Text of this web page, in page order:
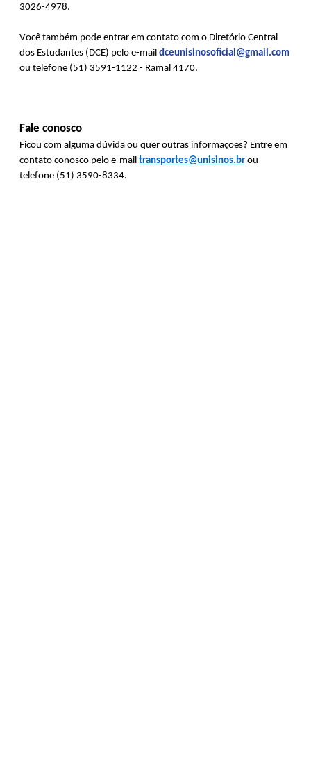
3026-4978.
Você também pode entrar em contato com o Diretório Central
dos Estudantes (DCE) pelo e-mail dceunisinosoficial@gmail.com
ou telefone (51) 3591-1122 - Ramal 4170.
Fale conosco
Ficou com alguma dúvida ou quer outras informações? Entre em
contato conosco pelo e-mail transportes@unisinos.br ou
telefone (51) 3590-8334.